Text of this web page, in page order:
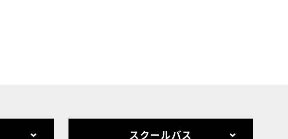
スクールバス